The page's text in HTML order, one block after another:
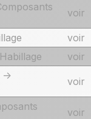
voir
voir
voir
>
voir
voir